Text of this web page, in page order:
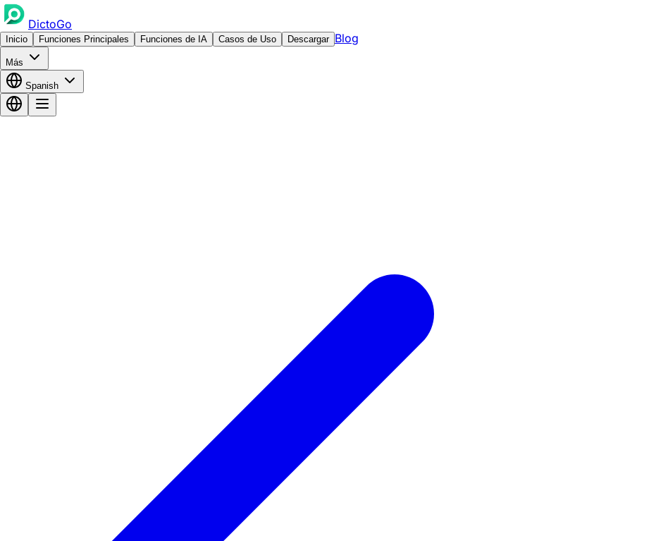
DictoGo
Inicio Funciones Principales Funciones de IA Casos de Uso Descargar Blog
Más
Spanish